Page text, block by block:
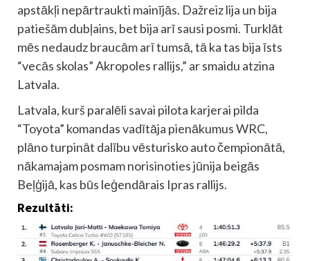
apstākļi nepārtraukti mainījās. Dažreiz lija un bija
patiešām dubļains, bet bija arī sausi posmi. Turklāt
mēs nedaudz braucām arī tumsā, tā ka tas bija īsts
“vecās skolas” Akropoles rallijs,” ar smaidu atzina
Latvala.
Latvala, kurš paralēli savai pilota karjerai pilda
“Toyota” komandas vadītāja pienākumus WRC,
plāno turpināt dalību vēsturisko auto čempionātā,
nākamajam posmam norisinoties jūnija beigās
Beļģijā, kas būs leģendārais Ipras rallijs.
Rezultāti: